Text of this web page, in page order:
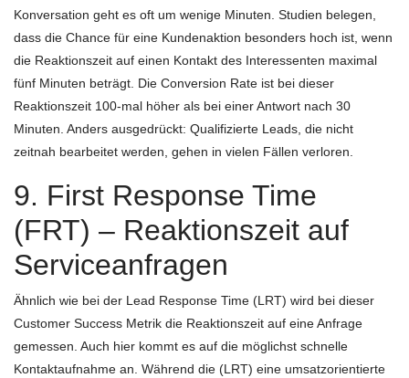
Konversation geht es oft um wenige Minuten. Studien belegen,
dass die Chance für eine Kundenaktion besonders hoch ist, wenn
die Reaktionszeit auf einen Kontakt des Interessenten maximal
fünf Minuten beträgt. Die Conversion Rate ist bei dieser
Reaktionszeit 100-mal höher als bei einer Antwort nach 30
Minuten. Anders ausgedrückt: Qualifizierte Leads, die nicht
zeitnah bearbeitet werden, gehen in vielen Fällen verloren.
9. First Response Time
(FRT) – Reaktionszeit auf
Serviceanfragen
Ähnlich wie bei der Lead Response Time (LRT) wird bei dieser
Customer Success Metrik die Reaktionszeit auf eine Anfrage
gemessen. Auch hier kommt es auf die möglichst schnelle
Kontaktaufnahme an. Während die (LRT) eine umsatzorientierte